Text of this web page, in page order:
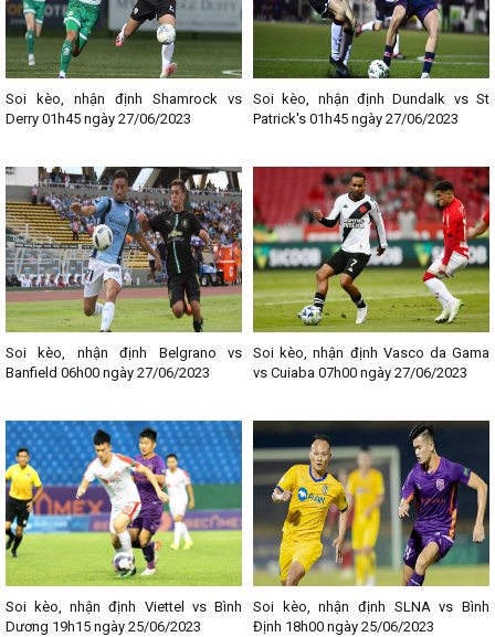
nhất liên quan đến từng giải đấu bóng đá các bạn nhé!
--------------------------------------------------
Bảng xếp hạng bóng đá các giải nổi bật:
- BXH Ngoại hạng Anh
- BXH La Liga
- BXH Serie A
- BXH V - League
- BXH Cup C1
Soi kèo, nhận định Shamrock vs
Derry 01h45 ngày 27/06/2023
Soi kèo, nhận định Dundalk vs St
Patrick's 01h45 ngày 27/06/2023
Soi kèo, nhận định Belgrano vs
Banfield 06h00 ngày 27/06/2023
Soi kèo, nhận định Vasco da Gama
vs Cuiaba 07h00 ngày 27/06/2023
Soi kèo, nhận định Viettel vs Bình
Dương 19h15 ngày 25/06/2023
Soi kèo, nhận định SLNA vs Bình
Định 18h00 ngày 25/06/2023